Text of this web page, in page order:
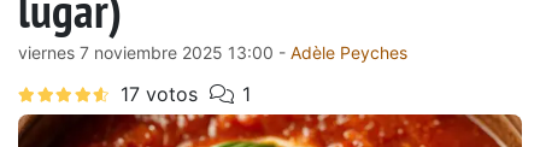
viernes 7 noviembre 2025 13:00 - Adèle Peyches